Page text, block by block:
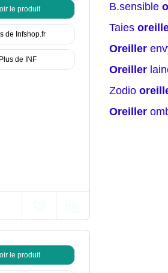
le produit
de Infshop.fr
Plus de INF
le produit
b.sensible
taies
oreiller
oreiller
zodio
oreiller